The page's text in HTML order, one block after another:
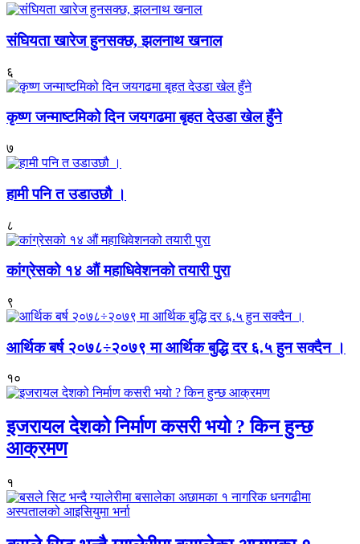
संघियता खारेज हुनसक्छ, झलनाथ खनाल
६
कृष्ण जन्माष्टमिको दिन जयगढमा बृहत देउडा खेल हुँने
७
हामी पनि त उडाउछौ ।
८
कांग्रेसको १४ औं महाधिवेशनको तयारी पुरा
९
आर्थिक बर्ष २०७८÷२०७९ मा आर्थिक बुद्धि दर ६.५ हुन सक्दैन ।
१०
इजरायल देशको निर्माण कसरी भयो ? किन हुन्छ
आक्रमण
१